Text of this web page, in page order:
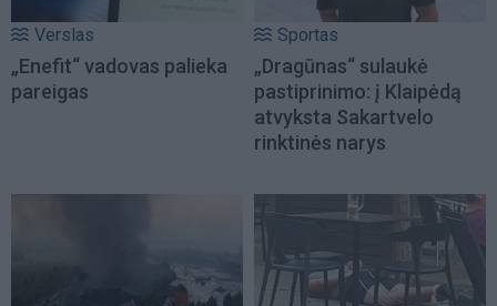
Verslas
„Enefit“ vadovas palieka
pareigas
Sportas
„Dragūnas“ sulaukė
pastiprinimo: į Klaipėdą
atvyksta Sakartvelo
rinktinės narys